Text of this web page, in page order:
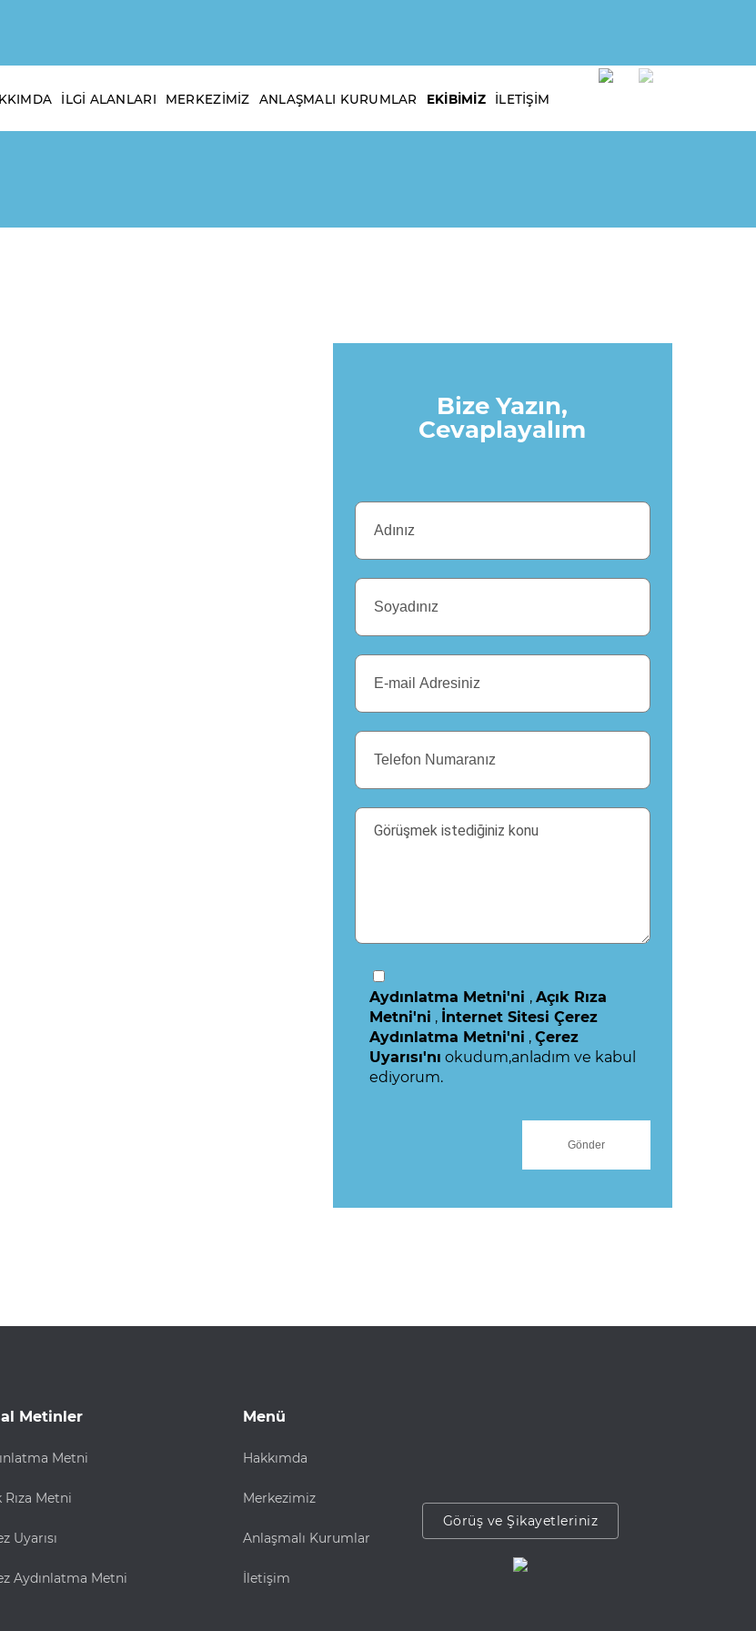
İLGI ALANLARI MERKEZIMIZ ANLAŞMALI KURUMLAR EKIBIMIZ İLETIŞIM
Bize Yazın,
Cevaplayalım
Aydınlatma Metni'ni , Açık Rıza
Metni'ni , İnternet Sitesi Çerez
Aydınlatma Metni'ni , Çerez
Uyarısı'nı okudum,anladım ve kabul
ediyorum.
Metinler
Metni
Rıza Metni
Uyarısı
Aydınlatma Metni
Menü
Hakkımda
Merkezimiz
Anlaşmalı Kurumlar
İletişim
Görüş ve Şikayetleriniz